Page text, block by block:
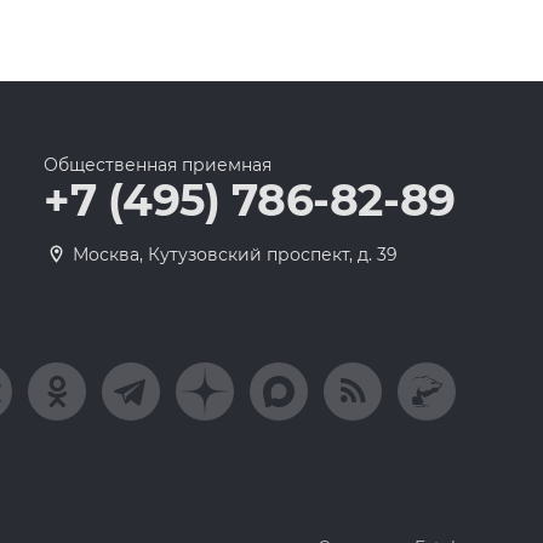
Общественная приемная
+7 (495) 786-82-89
Москва, Кутузовский проспект, д. 39